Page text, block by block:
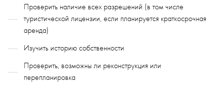
Проверить наличие всех разрешений (в том числе
туристической лицензии, если планируется краткосрочная
аренда)
Изучить историю собственности
Проверить, возможны ли реконструкция или
перепланировка